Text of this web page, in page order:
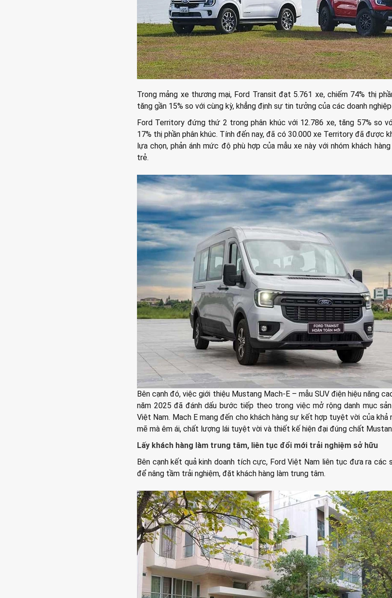
Trong mảng xe thương mại, Ford Transit đạt 5.761 xe, chiếm 74% thị
tăng gần 15% so với cùng kỳ, khẳng định sự tin tưởng của các doanh
Ford Territory đứng thứ 2 trong phân khúc với 12.786 xe, tăng 57% so
17% thị phần phân khúc. Tính đến nay, đã có 30.000 xe Territory đã được
lựa chọn, phản ánh mức độ phù hợp của mẫu xe này với nhóm khách
trẻ.
Bên cạnh đó, việc giới thiệu Mustang Mach-E – mẫu SUV điện hiệu năng
năm 2025 đã đánh dấu bước tiếp theo trong việc mở rộng danh mục
Việt Nam. Mach E mang đến cho khách hàng sự kết hợp tuyệt vời của khả
mẽ mà êm ái, chất lượng lái tuyệt vời và thiết kế hiện đại đúng chất
Lấy khách hàng làm trung tâm, liên tục đổi mới trải nghiệm sở hữu
Bên cạnh kết quả kinh doanh tích cực, Ford Việt Nam liên tục đưa ra các
để nâng tầm trải nghiệm, đặt khách hàng làm trung tâm.